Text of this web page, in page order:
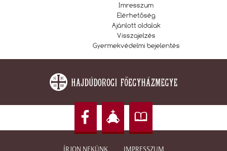
Imresszum
Elérhetőség
Ajánlott oldalak
Visszajelzés
Gyermekvédelmi bejelentés